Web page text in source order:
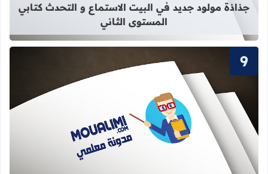
جذاذة مولود جديد في البيت الاستماع و التحدث كتابي
المستوى الثاني
قراءة المزيد عن سور القرآن الكريم